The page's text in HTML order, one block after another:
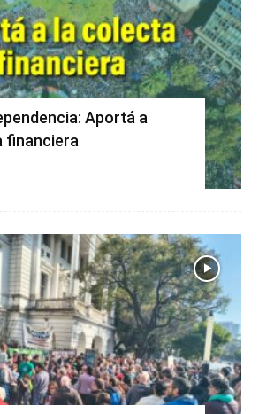
Aportá a
financiera